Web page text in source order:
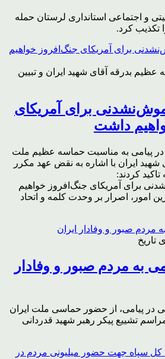
و اجتماعی استانداری لرستان حمله
تکذیب کرد.
عظیم بدرقه آقای شهید ایران و تبیین
برای آمریکای
داشت
در پیامی به مناسبت حماسه عظیم ملت
شهید ایران با اشاره به نقض عهد مکرر
تاکید کردند:
برای آمریکای جنگ‌افروز خواهیم
امور، اصرار بر وحدت کلمه و اتحاد
تاریخ
به مردم صبور و وفادار
در پیامی، از حضور حماسی ملت ایران
تشییع پیکر رهبر شهید قدردانی